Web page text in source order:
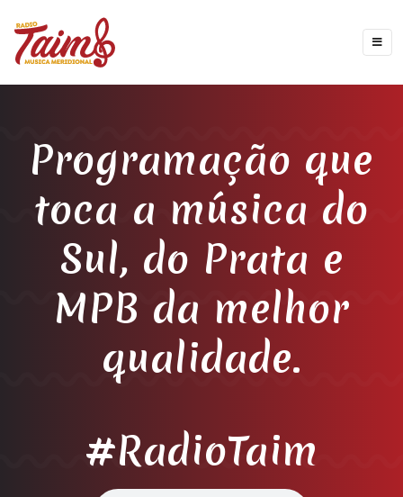
Programação que
toca a música do
Sul, do Prata e
MPB da melhor
qualidade.
#RadioTaim